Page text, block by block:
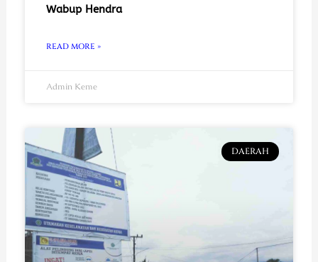
Wabup Hendra
READ MORE »
Admin Keme
DAERAH